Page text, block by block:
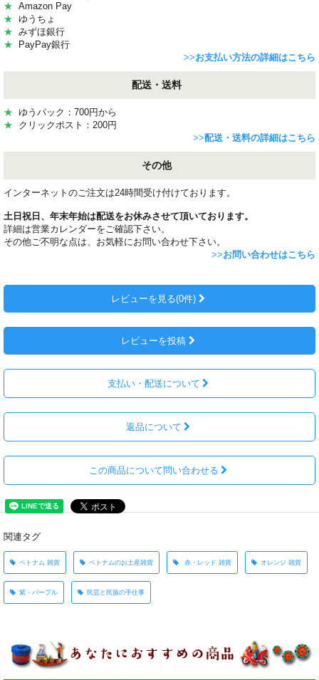
★ Amazon Pay
★ ゆうちょ
★ みずほ銀行
★ PayPay銀行
>>お支払い方法の詳細はこちら
配送・送料
★ ゆうパック：700円から
★ クリックポスト：200円
>>配送・送料の詳細はこちら
その他
インターネットのご注文は24時間受け付けております。
土日祝日、年末年始は配送をお休みさせて頂いております。
詳細は営業カレンダーをご確認下さい。
その他ご不明な点は、お気軽にお問い合わせ下さい。
>>お問い合わせはこちら
レビューを見る(0件)
レビューを投稿
支払い・配送について
返品について
この商品について問い合わせる
関連タグ
ベトナム 雑貨 ベトナムのお土産雑貨 赤・レッド 雑貨 オレンジ 雑貨
紫・パープル 民芸と民族の手仕事